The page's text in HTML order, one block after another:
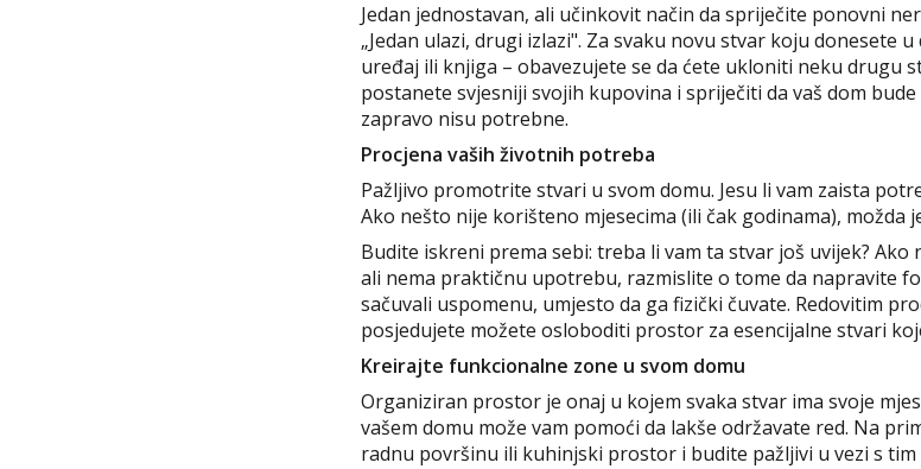
Jedan jednostavan, ali učinkovit način da spriječite ponovni
„Jedan ulazi, drugi izlazi". Za svaku novu stvar koju donesete
uređaj ili knjiga – obavezujete se da ćete ukloniti neku drugu
postanete svjesniji svojih kupovina i spriječiti da vaš dom
zapravo nisu potrebne.
Procjena vaših životnih potreba
Pažljivo promotrite stvari u svom domu. Jesu li vam zaista
Ako nešto nije korišteno mjesecima (ili čak godinama), možda
Budite iskreni prema sebi: treba li vam ta stvar još uvijek?
ali nema praktičnu upotrebu, razmislite o tome da napravite
sačuvali uspomenu, umjesto da ga fizički čuvate. Redovitim
posjedujete možete osloboditi prostor za esencijalne stvari
Kreirajte funkcionalne zone u svom domu
Organiziran prostor je onaj u kojem svaka stvar ima svoje
vašem domu može vam pomoći da lakše održavate red. Na
radnu površinu ili kuhinjski prostor i budite pažljivi u vezi s tim